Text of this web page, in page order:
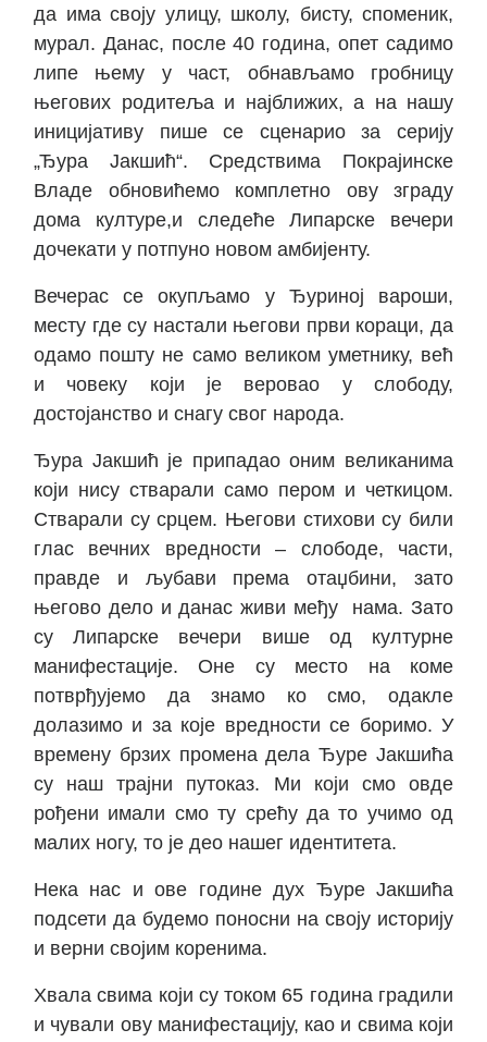
да има своју улицу, школу, бисту, споменик,
мурал. Данас, после 40 година, опет садимо
липе њему у част, обнављамо гробницу
његових родитеља и најближих, а на нашу
иницијативу пише се сценарио за серију
„Ђура Јакшић“. Средствима Покрајинске
Владе обновићемо комплетно ову зграду
дома културе,и следеће Липарске вечери
дочекати у потпуно новом амбијенту.
Вечерас се окупљамо у Ђуриној вароши,
месту где су настали његови први кораци, да
одамо пошту не само великом уметнику, већ
и човеку који је веровао у слободу,
достојанство и снагу свог народа.
Ђура Јакшић је припадао оним великанима
који нису стварали само пером и четкицом.
Стварали су срцем. Његови стихови су били
глас вечних вредности – слободе, части,
правде и љубави према отаџбини, зато
његово дело и данас живи међу нама. Зато
су Липарске вечери више од културне
манифестације. Оне су место на коме
потврђујемо да знамо ко смо, одакле
долазимо и за које вредности се боримо. У
времену брзих промена дела Ђуре Јакшића
су наш трајни путоказ. Ми који смо овде
рођени имали смо ту срећу да то учимо од
малих ногу, то је део нашег идентитета.
Нека нас и ове године дух Ђуре Јакшића
подсети да будемо поносни на своју историју
и верни својим коренима.
Хвала свима који су током 65 година градили
и чували ову манифестацију, као и свима који